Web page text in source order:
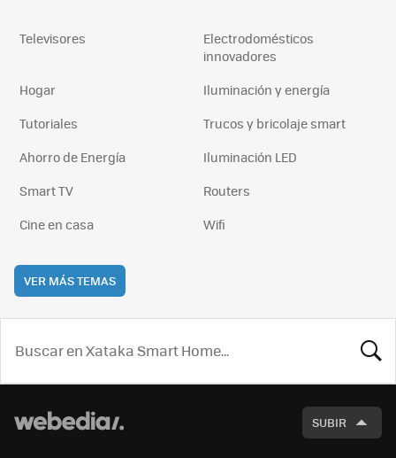
Televisores
Electrodomésticos
innovadores
Hogar
Iluminación y energía
Tutoriales
Trucos y bricolaje smart
Ahorro de Energía
Iluminación LED
Smart TV
Routers
Cine en casa
Wifi
VER MÁS TEMAS
SUBIR